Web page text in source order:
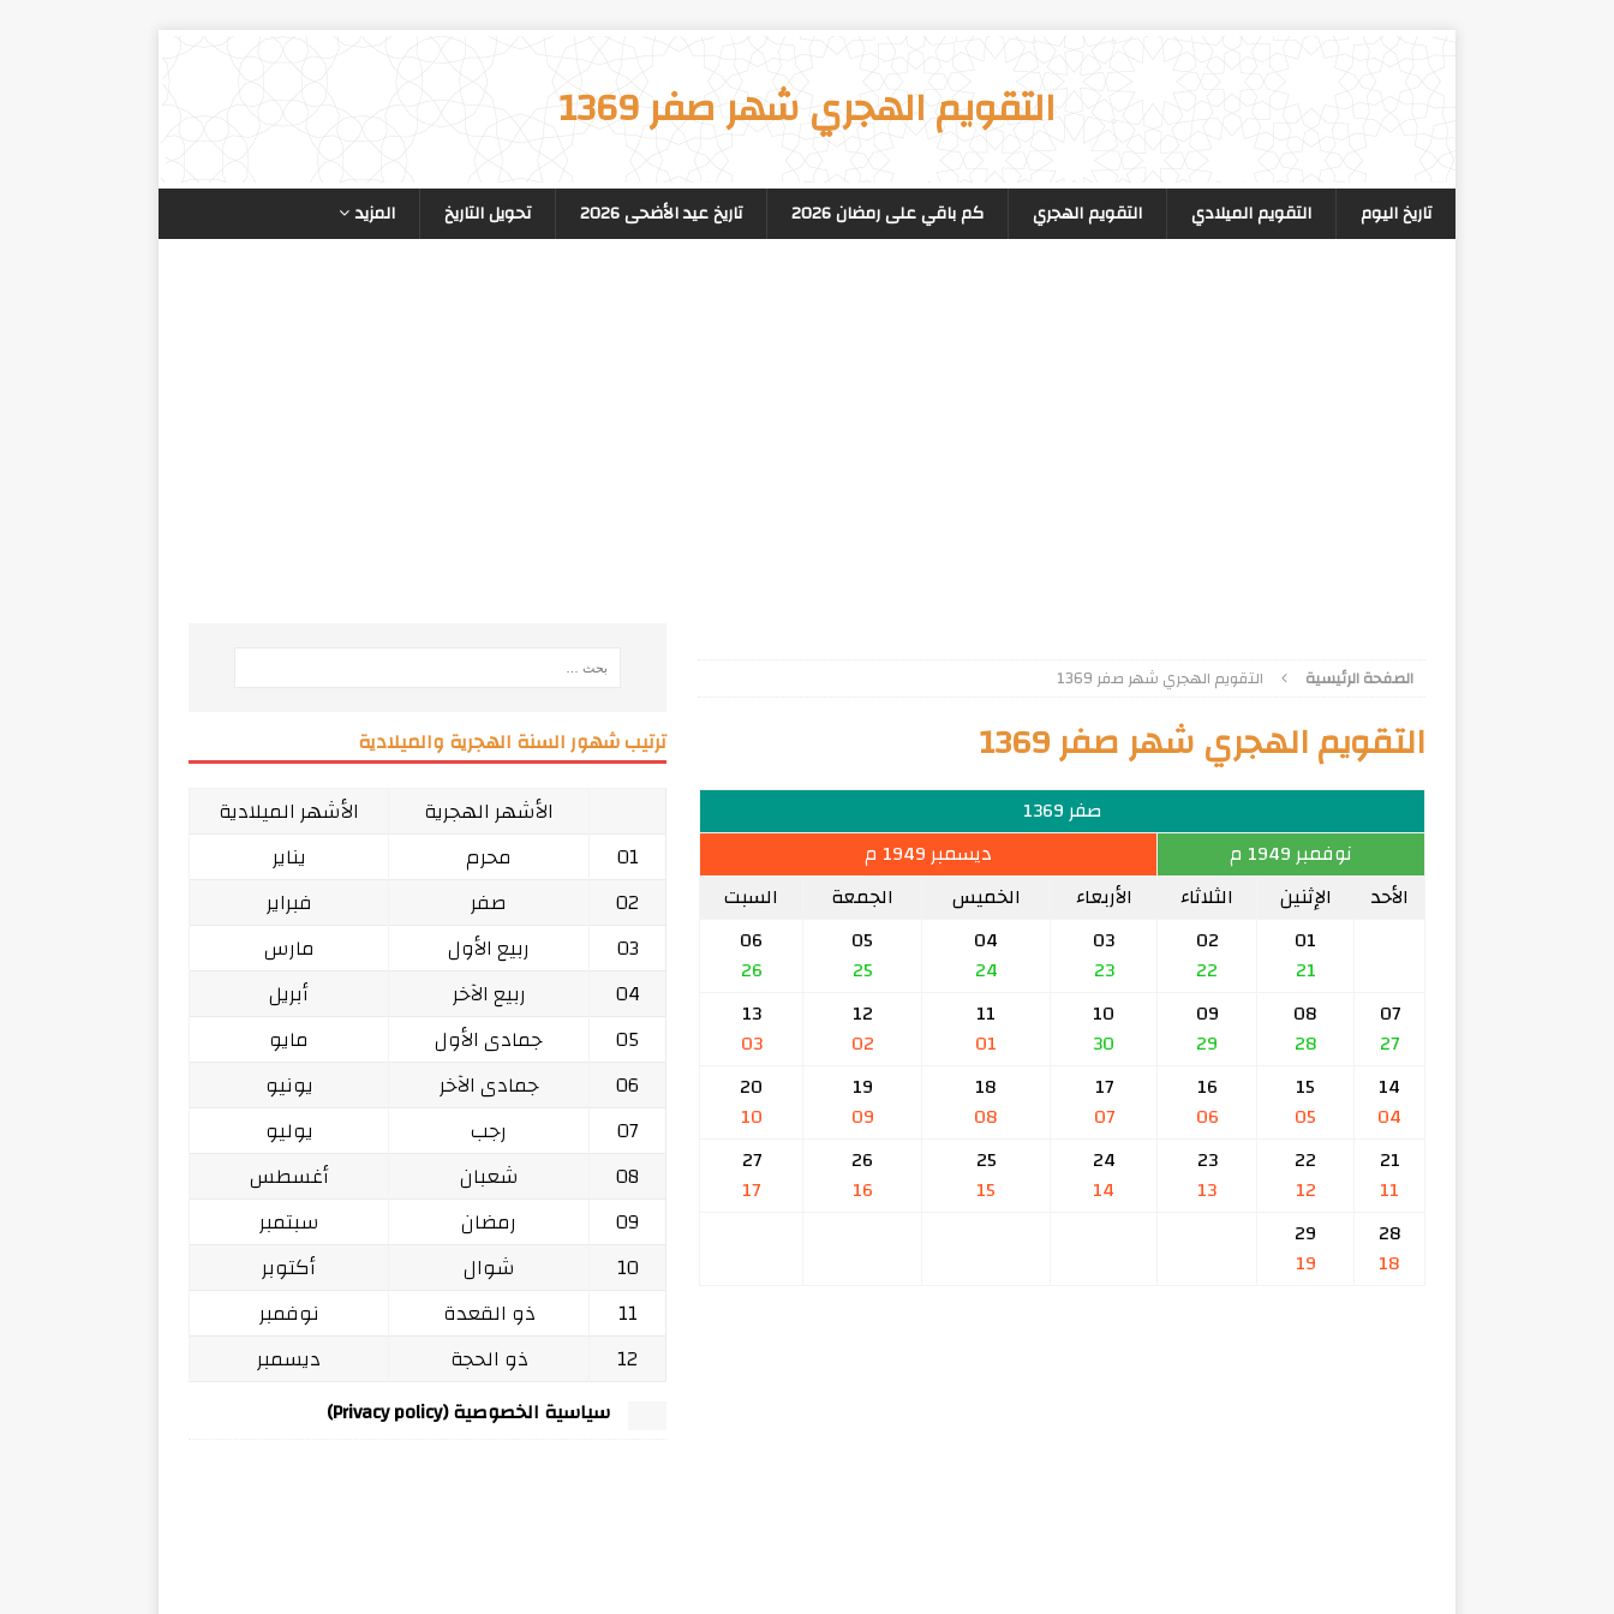
التقويم الهجري شهر صفر 1369
تاريخ اليوم التقويم الميلادي التقويم الهجري كم باقي على رمضان 2026 تاريخ عيد الأضحى 2026 تحويل التاريخ المزيد
الصفحة الرئيسية التقويم الهجري شهر صفر 1369
التقويم الهجري شهر صفر 1369
صفر 1369
نوفمبر 1949 م
ديسمبر 1949 م
الأحد
الإثنين الثلاثاء الأربعاء الخميس الجمعة
السبت
01
21
02
22
03
23
04
24
05
25
06
26
07
27
08
28
09
29
10
30
11
01
12
02
13
03
14
04
15
05
16
06
17
07
18
08
19
09
20
10
21
11
22
12
23
13
24
14
25
15
26
16
27
17
28
18
29
19
ترتيب شهور السنة الهجرية والميلادية
الأشهر الهجرية
الأشهر الميلادية
01
محرم
يناير
02
صفر
فبراير
03
ربيع الأول
مارس
04
ربيع الآخر
أبريل
05
جمادى الأول
مايو
06
جمادى الآخر
يونيو
07
رجب
يوليو
08
شعبان
أغسطس
09
رمضان
سبتمبر
10
شوال
أكتوبر
11
ذو القعدة
نوفمبر
12
ذو الحجة ديسمبر
سياسية الخصوصية (Privacy policy)